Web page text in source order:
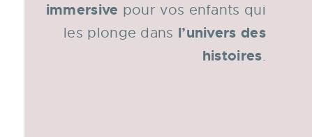
immersive pour vos enfants qui
les plonge dans l’univers des
histoires.